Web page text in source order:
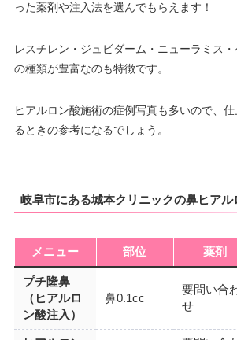
った薬剤や注入法を選んでもらえます！
レスチレン・ジュビダーム・ニューラミス
の種類が豊富なのも特徴です。
ヒアルロン酸施術の症例写真も多いので、
るときの参考になるでしょう。
岐阜市にある城本クリニックの鼻ヒアル
メニュー 部位 薬剤
プチ隆鼻
（ヒアルロ
ン酸注入）
鼻0.1cc
要問い合
せ